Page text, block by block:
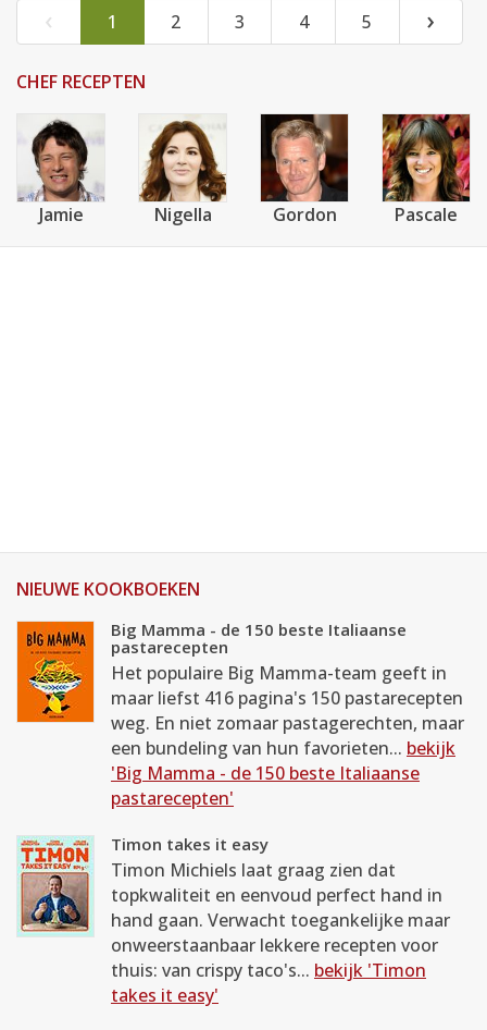
‹ 1 2 3 4 5 ›
CHEF RECEPTEN
Jamie Nigella Gordon Pascale
NIEUWE KOOKBOEKEN
Big Mamma - de 150 beste Italiaanse
pastarecepten
Het populaire Big Mamma-team geeft in
maar liefst 416 pagina's 150 pastarecepten
weg. En niet zomaar pastagerechten, maar
een bundeling van hun favorieten... bekijk
'Big Mamma - de 150 beste Italiaanse
pastarecepten'
Timon takes it easy
Timon Michiels laat graag zien dat
topkwaliteit en eenvoud perfect hand in
hand gaan. Verwacht toegankelijke maar
onweerstaanbaar lekkere recepten voor
thuis: van crispy taco's... bekijk 'Timon
takes it easy'